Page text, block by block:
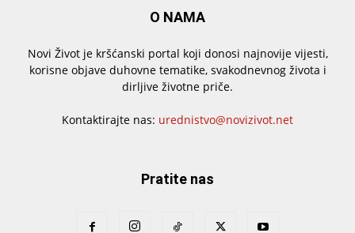
O NAMA
Novi Život je kršćanski portal koji donosi najnovije vijesti,
korisne objave duhovne tematike, svakodnevnog života i
dirljive životne priče.
Kontaktirajte nas: urednistvo@novizivot.net
Pratite nas